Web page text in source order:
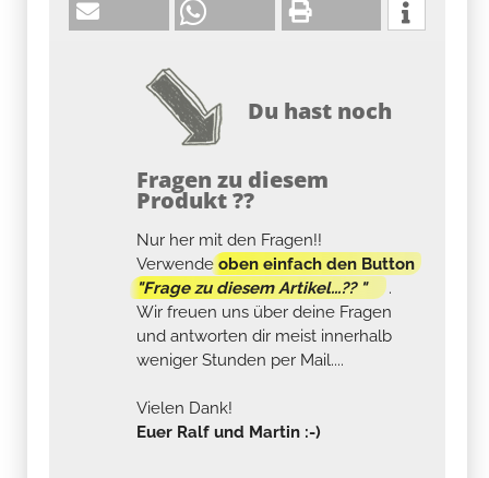
Du hast noch
Fragen zu diesem
Produkt ??
Nur her mit den Fragen!!
Verwendeoben einfach den Button
"Frage zu diesem Artikel...?? "
.
Wir freuen uns über deine Fragen
und antworten dir meist innerhalb
weniger Stunden per Mail....
Vielen Dank!
Euer Ralf und Martin :-)